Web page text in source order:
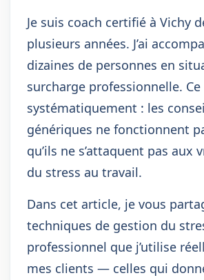
Je suis coach certifié à Vichy
plusieurs années. J’ai
dizaines de personnes en
surcharge professionnelle. Ce
systématiquement : les
génériques ne fonctionnent
qu’ils ne s’attaquent pas aux
du stress au travail.
Dans cet article, je vous
techniques de gestion du
professionnel que j’utilise
mes clients — celles qui